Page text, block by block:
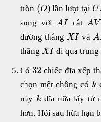
tròn (O) lần lượt tại U ,
song vớiAI cắtAV
đường thẳngXIvà A
thẳngXIđi qua trung
Có32 chiếc đĩa xếp
chọn một chồng có k
này k dĩa nữa lấy từ
hơn. Hỏi sau hữu hạn